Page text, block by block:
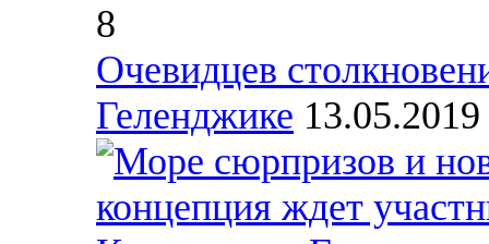
8
Очевидцев
Геленджике 13.05.2019